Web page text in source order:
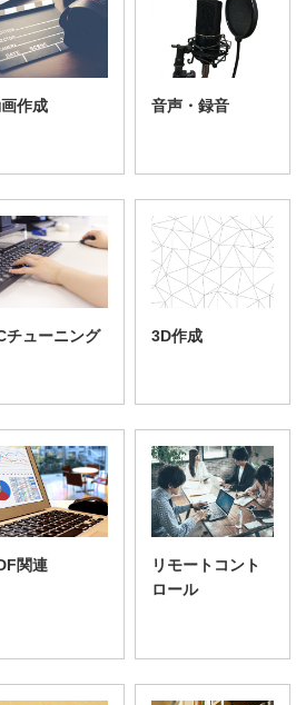
作成 音声・録音
チューニング 3D作成
関連
リモートコント
ロール